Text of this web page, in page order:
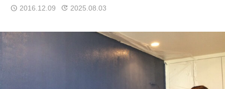
2016.12.09 2025.08.03